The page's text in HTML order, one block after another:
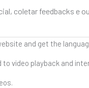
coletar feedbacks e
and get the
video playback and